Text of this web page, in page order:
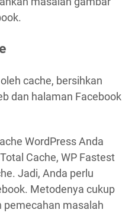
cache, bersihkan
dan halaman Facebook
WordPress Anda
Cache, WP Fastest
Jadi, Anda perlu
Metodenya cukup
pemecahan masalah